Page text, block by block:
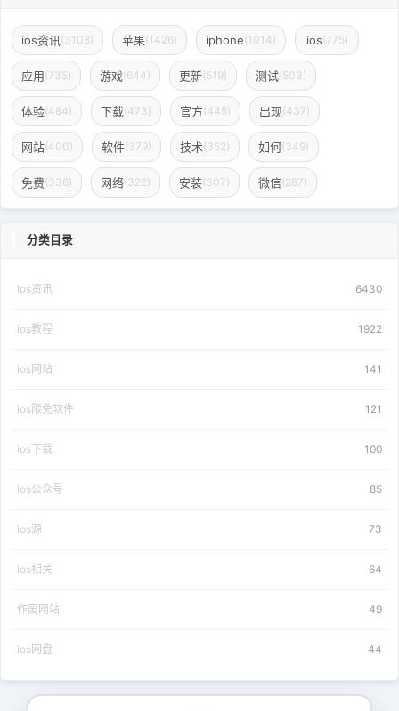
ios资讯 (3108) 苹果(1426) iphone(1014) ios(775)
应用(735) 游戏(644) 更新(519) 测试(503)
体验(484) 下载(473) 官方(445) 出现(437)
网站(400) 软件(379) 技术(352) 如何(349)
免费(336) 网络(322) 安装(307) 微信(287)
分类目录
Ios资讯 6430
ios教程 1922
ios网站 141
ios限免软件 121
ios下载 100
ios公众号 85
ios源 73
ios相关 64
作废网站 49
ios网盘 44